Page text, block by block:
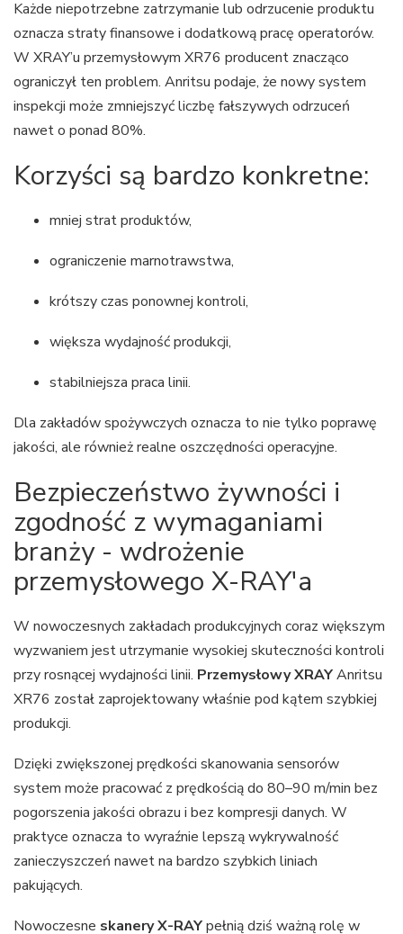
Każde niepotrzebne zatrzymanie lub odrzucenie produktu
oznacza straty finansowe i dodatkową pracę operatorów.
W XRAY’u przemysłowym XR76 producent znacząco
ograniczył ten problem. Anritsu podaje, że nowy system
inspekcji może zmniejszyć liczbę fałszywych odrzuceń
nawet o ponad 80%.
Korzyści są bardzo konkretne:
mniej strat produktów,
ograniczenie marnotrawstwa,
krótszy czas ponownej kontroli,
większa wydajność produkcji,
stabilniejsza praca linii.
Dla zakładów spożywczych oznacza to nie tylko poprawę
jakości, ale również realne oszczędności operacyjne.
Bezpieczeństwo żywności i
zgodność z wymaganiami
branży - wdrożenie
przemysłowego X-RAY'a
W nowoczesnych zakładach produkcyjnych coraz większym
wyzwaniem jest utrzymanie wysokiej skuteczności kontroli
przy rosnącej wydajności linii. Przemysłowy XRAYAnritsu
XR76 został zaprojektowany właśnie pod kątem szybkiej
produkcji.
Dzięki zwiększonej prędkości skanowania sensorów
system może pracować z prędkością do 80–90 m/min bez
pogorszenia jakości obrazu i bez kompresji danych. W
praktyce oznacza to wyraźnie lepszą wykrywalność
zanieczyszczeń nawet na bardzo szybkich liniach
pakujących.
Nowoczesne skanery X-RAYpełnią dziś ważną rolę w